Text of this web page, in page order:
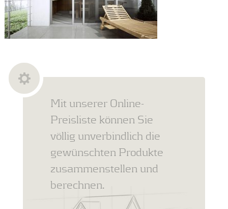
Mit unserer Online-
Preisliste können Sie
völlig unverbindlich die
gewünschten Produkte
zusammenstellen und
berechnen.